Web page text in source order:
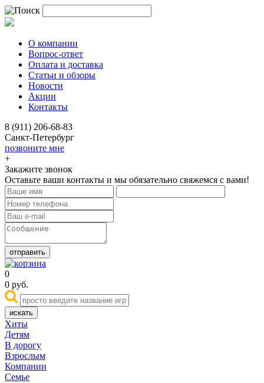
О компании
Вопрос-ответ
Оплата и доставка
Статьи и обзоры
Новости
Акции
Контакты
8 (911) 206-68-83
Санкт-Петербург
позвоните мне
+
Закажите звонок
Оставьте ваши контакты и мы обязательно свяжемся с вами!
отправить
0
0 руб.
искать
Хиты
Детям
В дорогу
Взрослым
Компании
Семье